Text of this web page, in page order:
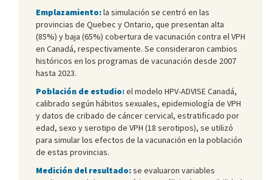
Emplazamiento:la simulación se centró en las
provincias de Quebec y Ontario, que presentan alta
(85%) y baja (65%) cobertura de vacunación contra el VPH
en Canadá, respectivamente. Se consideraron cambios
históricos en los programas de vacunación desde 2007
hasta 2023.
Población de estudio:el modelo HPV-ADVISE Canadá,
calibrado según hábitos sexuales, epidemiología de VPH
y datos de cribado de cáncer cervical, estratificado por
edad, sexo y serotipo de VPH (18 serotipos), se utilizó
para simular los efectos de la vacunación en la población
de estas provincias.
Medición del resultado:se evaluaron variables